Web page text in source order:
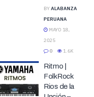
BY ALABANZA
PERUANA
MAYO 18,
2025
0
1.6K
Ritmo |
FolkRock
Rios de la